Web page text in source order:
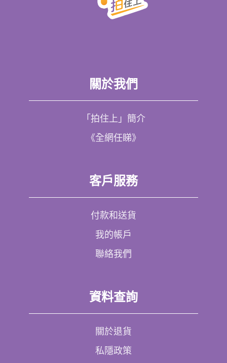
關於我們
「拍住上」簡介
《全網任睇》
客戶服務
付款和送貨
我的帳戶
聯絡我們
資料查詢
關於退貨
私隱政策